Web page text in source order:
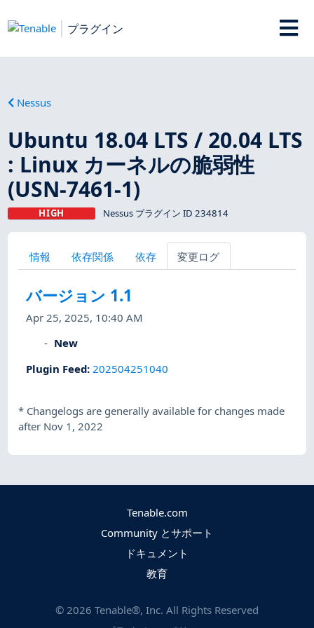
プラグイン
Nessus
Ubuntu 18.04 LTS / 20.04 LTS
: Linux カーネルの脆弱性
(USN-7461-1)
HIGH Nessus プラグイン ID 234814
情報 依存関係 依存 変更ログ
バージョン 1.1
Apr 25, 2025, 10:40 AM
New
Plugin Feed: 202504251040
* Changelogs are generally available for changes made
after Nov 1, 2022
Tenable.com
Community とサポート
ドキュメント
教育
© 2026 Tenable®, Inc. All Rights Reserved